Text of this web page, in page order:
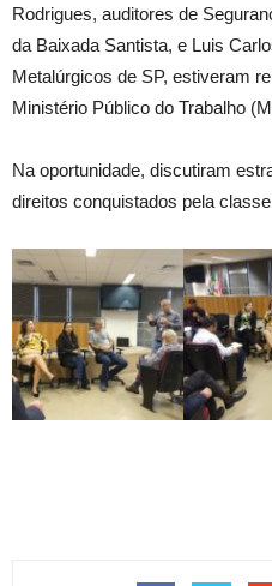
Rodrigues, auditores de
da Baixada Santista, e Luis
Metalúrgicos de SP, estiveram
Ministério Público do Trabalho
Na oportunidade, discutiram
direitos conquistados pela